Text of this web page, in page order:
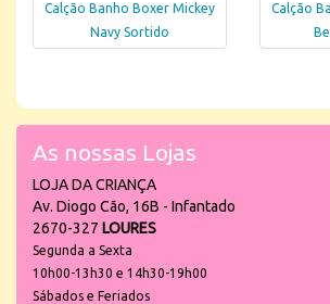
Calção Banho Boxer Mickey
Navy Sortido
Calção
As nossas Lojas
LOJA DA CRIANÇA
Av. Diogo Cão, 16B - Infantado
2670-327 LOURES
Segunda a Sexta
10h00-13h30 e 14h30-19h00
Sábados e Feriados